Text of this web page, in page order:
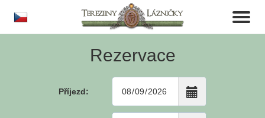
Toggle
Rezervace
Příjezd: